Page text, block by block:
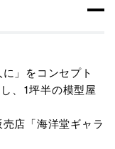
」をコンセプト
、1坪半の模型屋
店「海洋堂ギャラ